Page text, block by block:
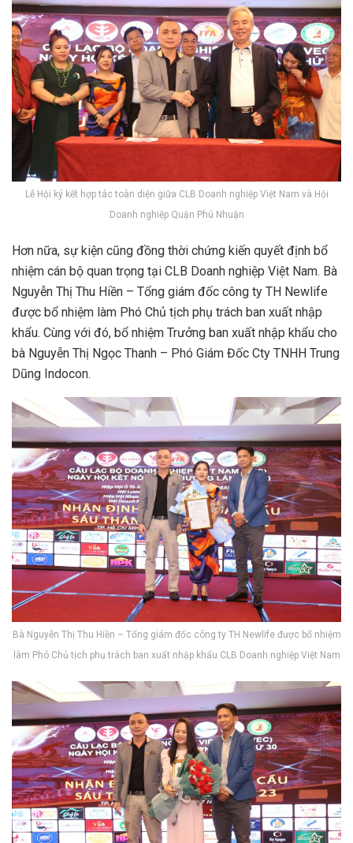
Lễ Hội ký kết hợp tác toàn diện giữa CLB Doanh nghiệp Việt Nam và Hội
Doanh nghiệp Quận Phú Nhuận
Hơn nữa, sự kiện cũng đồng thời chứng kiến quyết định bổ
nhiệm cán bộ quan trọng tại CLB Doanh nghiệp Việt Nam. Bà
Nguyễn Thị Thu Hiền – Tổng giám đốc công ty TH Newlife
được bổ nhiệm làm Phó Chủ tịch phụ trách ban xuất nhập
khẩu. Cùng với đó, bổ nhiệm Trưởng ban xuất nhập khẩu cho
bà Nguyễn Thị Ngọc Thanh – Phó Giám Đốc Cty TNHH Trung
Dũng Indocon.
Bà Nguyễn Thị Thu Hiền – Tổng giám đốc công ty TH Newlife được bổ nhiệm
làm Phó Chủ tịch phụ trách ban xuất nhập khẩu CLB Doanh nghiệp Việt Nam